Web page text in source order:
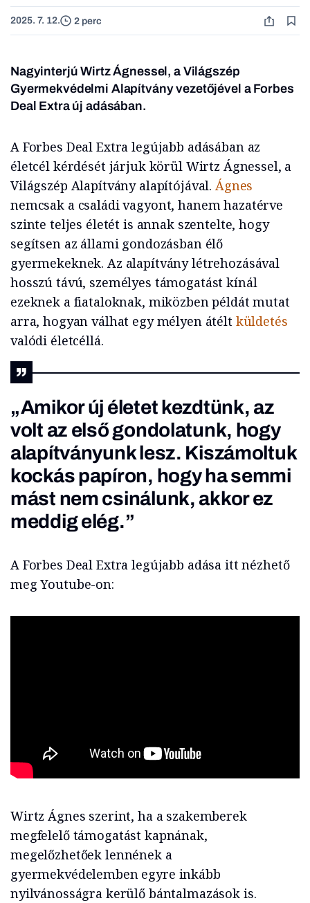
2025. 7. 12. 2 perc
Nagyinterjú Wirtz Ágnessel, a Világszép
Gyermekvédelmi Alapítvány vezetőjével a Forbes
Deal Extra új adásában.
A Forbes Deal Extra legújabb adásában az
életcél kérdését járjuk körül Wirtz Ágnessel, a
Világszép Alapítvány alapítójával. Ágnes
nemcsak a családi vagyont, hanem hazatérve
szinte teljes életét is annak szentelte, hogy
segítsen az állami gondozásban élő
gyermekeknek. Az alapítvány létrehozásával
hosszú távú, személyes támogatást kínál
ezeknek a fiataloknak, miközben példát mutat
arra, hogyan válhat egy mélyen átélt küldetés
valódi életcéllá.
„Amikor új életet kezdtünk, az
volt az első gondolatunk, hogy
alapítványunk lesz. Kiszámoltuk
kockás papíron, hogy ha semmi
mást nem csinálunk, akkor ez
meddig elég.”
A Forbes Deal Extra legújabb adása itt nézhető
meg Youtube-on:
Wirtz Ágnes szerint, ha a szakemberek
megfelelő támogatást kapnának,
megelőzhetőek lennének a
gyermekvédelemben egyre inkább
nyilvánosságra kerülő bántalmazások is.